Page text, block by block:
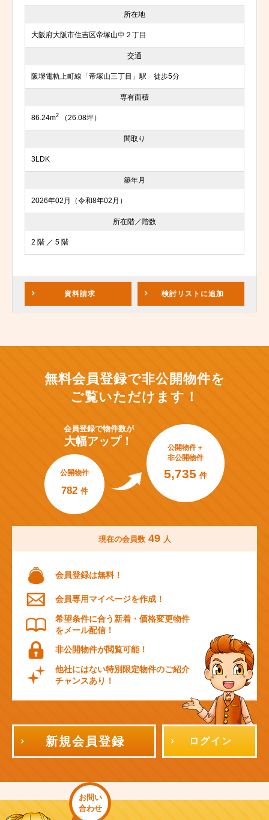
所在地
大阪府大阪市住吉区帝塚山中２丁目
交通
阪堺電軌上町線「帝塚山三丁目」駅 徒歩5分
専有面積
86.24m2 （26.08坪）
間取り
3LDK
築年月
2026年02月（令和8年02月）
所在階／階数
2 階 ／ 5 階
資料請求 検討リスト に追加
無料会員登録で非公開物件を
ご覧いただけます！
会員登録で物件数が
大幅アップ！
公開物件
782 件
公開物件＋
非公開物件
5,735 件
現在の会員数 49 人
会員登録は無料！
会員専用マイページを作成！
希望条件に合う新着・価格変更物件
をメール配信！
非公開物件が閲覧可能！
他社にはない特別限定物件のご紹介
チャンスあり！
新規会員登録 ログイン
お問い
合わせ